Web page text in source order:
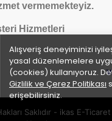
Alışveriş deneyiminizi
yasal düzenlemelere
(cookies) kullanıyoruz.
Gizlilik ve Çerez Politikası
erişebilirsiniz.
vermemekteyiz.
Hizmetleri
Saklıdır - ikas E-Ticaret